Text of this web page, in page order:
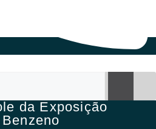
da Exposição